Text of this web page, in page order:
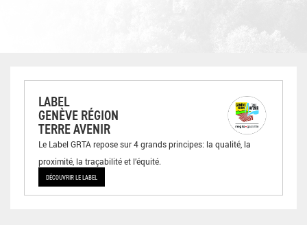
LABEL
GENÈVE RÉGION
TERRE AVENIR
Le Label GRTA repose sur 4 grands principes: la qualité, la
proximité, la traçabilité et l’équité.
DÉCOUVRIR LE LABEL